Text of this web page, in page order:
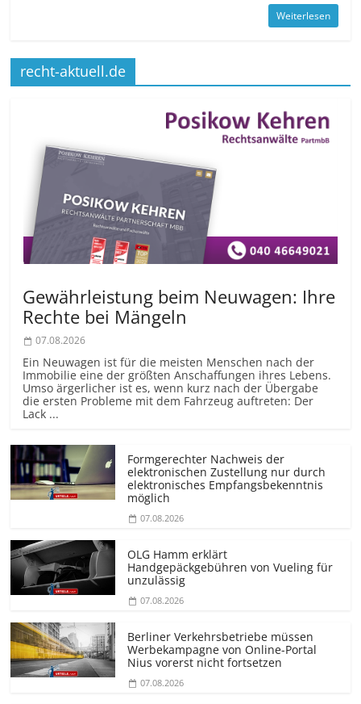
Weiterlesen
recht-aktuell.de
Gewährleistung beim Neuwagen: Ihre
Rechte bei Mängeln
07.08.2026
Ein Neuwagen ist für die meisten Menschen nach der
Immobilie eine der größten Anschaffungen ihres Lebens.
Umso ärgerlicher ist es, wenn kurz nach der Übergabe
die ersten Probleme mit dem Fahrzeug auftreten: Der
Lack ...
Formgerechter Nachweis der
elektronischen Zustellung nur durch
elektronisches Empfangsbekenntnis
möglich
07.08.2026
OLG Hamm erklärt
Handgepäckgebühren von Vueling für
unzulässig
07.08.2026
Berliner Verkehrsbetriebe müssen
Werbekampagne von Online-Portal
Nius vorerst nicht fortsetzen
07.08.2026